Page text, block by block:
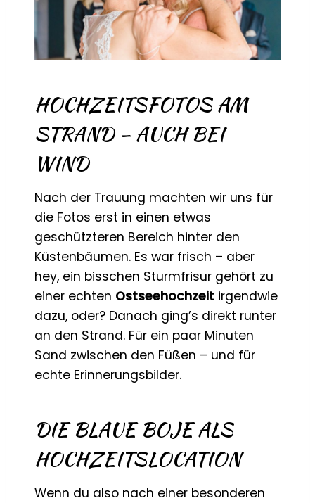
HOCHZEITSFOTOS AM
STRAND – AUCH BEI
WIND
Nach der Trauung machten wir uns für
die Fotos erst in einen etwas
geschützteren Bereich hinter den
Küstenbäumen. Es war frisch – aber
hey, ein bisschen Sturmfrisur gehört zu
einer echten Ostseehochzeit irgendwie
dazu, oder? Danach ging’s direkt runter
an den Strand. Für ein paar Minuten
Sand zwischen den Füßen – und für
echte Erinnerungsbilder.
DIE BLAUE BOJE ALS
HOCHZEITSLOCATION
Wenn du also nach einer besonderen